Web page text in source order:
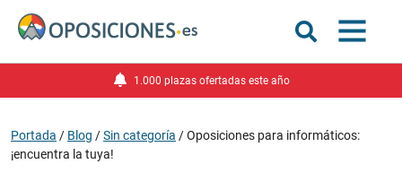
1.000 plazas ofertadas este año
Portada / Blog /Sin categoría /Oposiciones para informáticos:
¡encuentra la tuya!